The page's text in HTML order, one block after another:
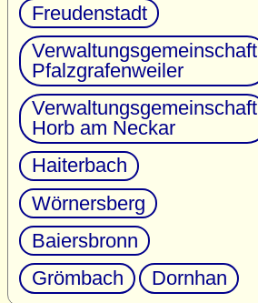
Freudenstadt
Verwaltungsgemeinschaft
Pfalzgrafenweiler
Verwaltungsgemeinschaft
Horb am Neckar
Haiterbach
Wörnersberg
Baiersbronn
Grömbach
Dornhan